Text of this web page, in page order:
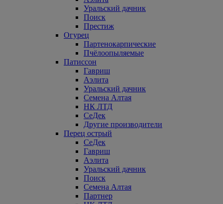
Уральский дачник
Поиск
Престиж
Огурец
Партенокарпические
Пчёлоопыляемые
Патиссон
Гавриш
Аэлита
Уральский дачник
Семена Алтая
НК ЛТД
СеДек
Другие производители
Перец острый
СеДек
Гавриш
Аэлита
Уральский дачник
Поиск
Семена Алтая
Партнер